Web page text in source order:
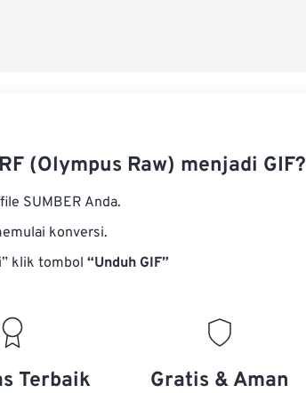
(Olympus Raw) menjadi GIF?
SUMBER Anda.
konversi.
klik tombol “Unduh GIF”
Terbaik Gratis & Aman